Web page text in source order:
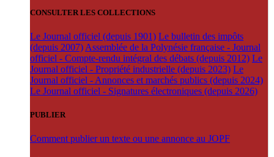
CONSULTER LES COLLECTIONS
Le Journal officiel (depuis 1901) Le bulletin des impôts
(depuis 2007) Assemblée de la Polynésie française - Journal
officiel - Compte-rendu intégral des débats (depuis 2012) Le
Journal officiel - Propriété industrielle (depuis 2023) Le
Journal officiel - Annonces et marchés publics (depuis 2024)
Le Journal officiel - Signatures électroniques (depuis 2026)
PUBLIER
Comment publier un texte ou une annonce au JOPF